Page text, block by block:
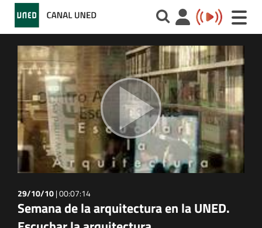
Toggle
29/10/10|00:07:14
Semana de la arquitectura en la UNED.